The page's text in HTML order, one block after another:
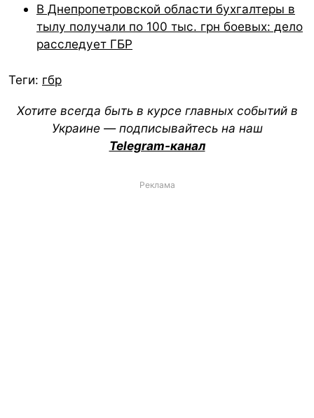
В Днепропетровской области бухгалтеры в
тылу получали по 100 тыс. грн боевых: дело
расследует ГБР
Теги: гбр
Хотите всегда быть в курсе главных событий в
Украине — подписывайтесь на наш
Telegram-канал
Реклама